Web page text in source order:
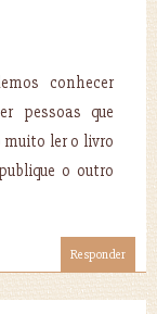
conhecer
pessoas que
muito ler o livro
o outro
Responder